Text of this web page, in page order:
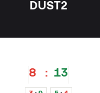
DUST2
8 13